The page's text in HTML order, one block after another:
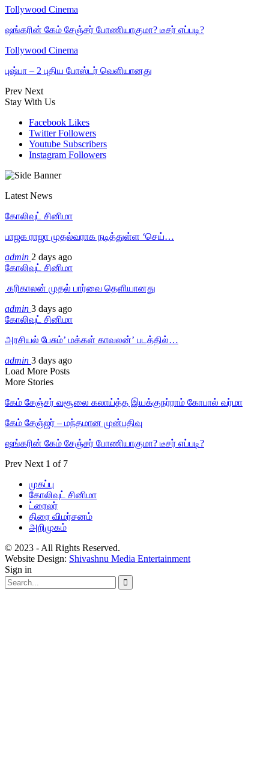
Tollywood Cinema
ஷங்கரின் கேம் சேஞ்சர் போணியாகுமா? டீசர் எப்படி?
Tollywood Cinema
புஷ்பா – 2 புதிய போஸ்டர் வெளியானது
Prev Next
Stay With Us
Facebook Likes
Twitter Followers
Youtube Subscribers
Instagram Followers
Latest News
கோலிவுட் சினிமா
பாஜக ராஜா முதல்வராக நடித்துள்ள ‘செய்…
admin 2 days ago
கோலிவுட் சினிமா
‎ கரிகாலன் முதல் பார்வை தெளியானது
admin 3 days ago
கோலிவுட் சினிமா
அரசியல் பேசும்’ மக்கள் காவலன்’ படத்தில்…
admin 3 days ago
Load More Posts
More Stories
கேம் சேஞ்சர் வசூலை கலாய்த்த இயக்குநர்ராம் கோபால் வர்மா
கேம் சேஞ்ஜர் – மந்தமான முன்பதிவு
ஷங்கரின் கேம் சேஞ்சர் போணியாகுமா? டீசர் எப்படி?
Prev Next 1 of 7
முகப்பு
கோலிவுட் சினிமா
ட்ரைலர்
திரை விமர்சனம்
அறிமுகம்
© 2023 - All Rights Reserved.
Website Design: Shivashnu Media Entertainment
Sign in